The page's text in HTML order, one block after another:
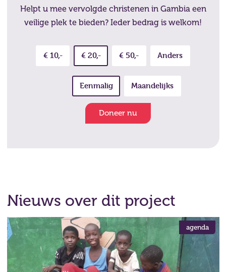
Helpt u mee vervolgde christenen in Gambia een
veilige plek te bieden? Ieder bedrag is welkom!
€ 10,- € 20,- € 50,- Anders
Eenmalig Maandelijks
Doneer nu
Nieuws over dit project
agenda